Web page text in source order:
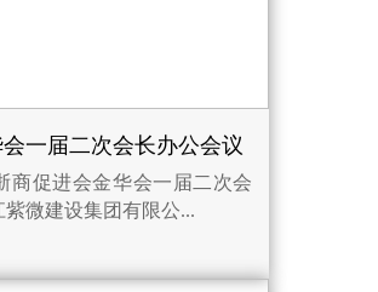
一届二次会长办公会议
开
商促进会金华会一届二次会
微建设集团有限公...